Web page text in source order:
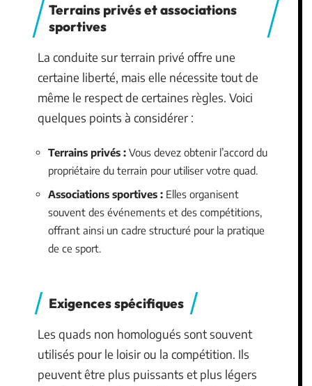
Terrains privés et associations
sportives
La conduite sur terrain privé offre une
certaine liberté, mais elle nécessite tout de
même le respect de certaines règles. Voici
quelques points à considérer :
Terrains privés : Vous devez obtenir l’accord du
propriétaire du terrain pour utiliser votre quad.
Associations sportives : Elles organisent
souvent des événements et des compétitions,
offrant ainsi un cadre structuré pour la pratique
de ce sport.
Exigences spécifiques
Les quads non homologués sont souvent
utilisés pour le loisir ou la compétition. Ils
peuvent être plus puissants et plus légers